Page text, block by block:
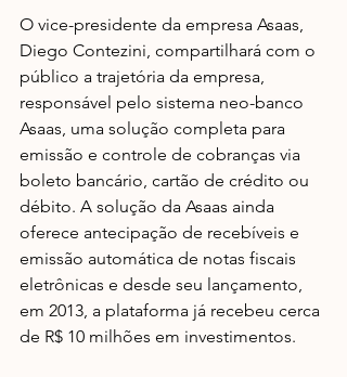
O vice-presidente da empresa Asaas,
Diego Contezini, compartilhará com o
público a trajetória da empresa,
responsável pelo sistema neo-banco
Asaas, uma solução completa para
emissão e controle de cobranças via
boleto bancário, cartão de crédito ou
débito. A solução da Asaas ainda
oferece antecipação de recebíveis e
emissão automática de notas fiscais
eletrônicas e desde seu lançamento,
em 2013, a plataforma já recebeu cerca
de R$ 10 milhões em investimentos.